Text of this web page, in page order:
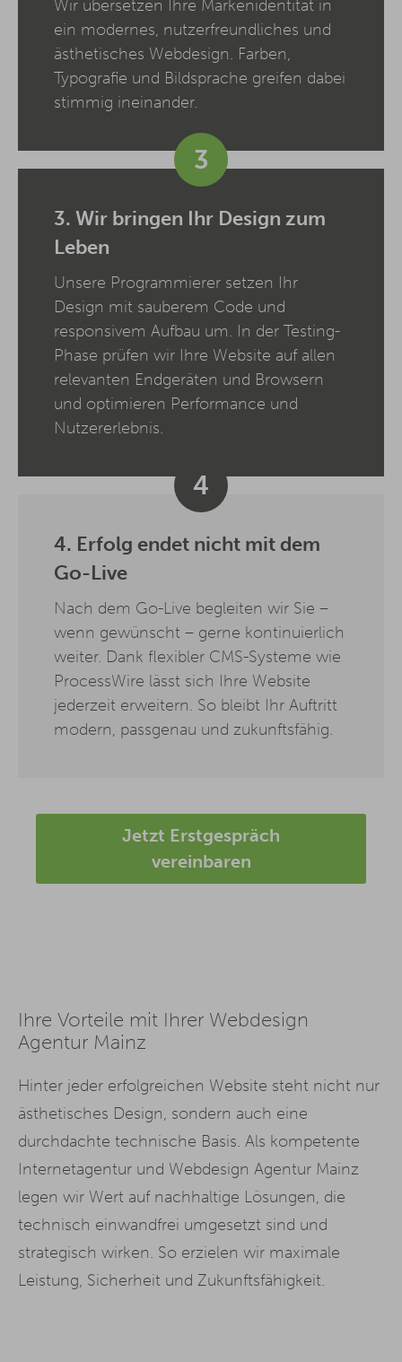
Wir übersetzen Ihre Markenidentität in
ein modernes, nutzerfreundliches und
ästhetisches Webdesign. Farben,
Typografie und Bildsprache greifen dabei
stimmig ineinander.
3
3. Wir bringen Ihr Design zum
Leben
Unsere Programmierer setzen Ihr
Design mit sauberem Code und
responsivem Aufbau um. In der Testing-
Phase prüfen wir Ihre Website auf allen
relevanten Endgeräten und Browsern
und optimieren Performance und
Nutzererlebnis.
4
4. Erfolg endet nicht mit dem
Go-Live
Nach dem Go-Live begleiten wir Sie –
wenn gewünscht – gerne kontinuierlich
weiter. Dank flexibler CMS-Systeme wie
ProcessWire lässt sich Ihre Website
jederzeit erweitern. So bleibt Ihr Auftritt
modern, passgenau und zukunftsfähig.
Jetzt Erstgespräch
vereinbaren
Ihre Vorteile mit Ihrer Webdesign
Agentur Mainz
Hinter jeder erfolgreichen Website steht nicht nur
ästhetisches Design, sondern auch eine
durchdachte technische Basis. Als kompetente
Internetagentur und Webdesign Agentur Mainz
legen wir Wert auf nachhaltige Lösungen, die
technisch einwandfrei umgesetzt sind und
strategisch wirken. So erzielen wir maximale
Leistung, Sicherheit und Zukunftsfähigkeit.